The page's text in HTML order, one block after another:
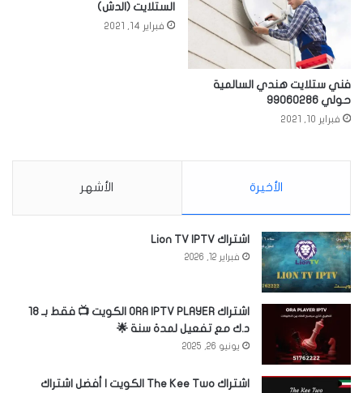
فني ستلايت هندي السالمية
حولي 99060286
فبراير 10, 2021
الستلايت (الدش)
فبراير 14, 2021
الأخيرة الأشهر
اشتراك Lion TV IPTV
فبراير 12, 2026
اشتراك ORA IPTV PLAYER الكويت 📺 فقط بـ 18
د.ك مع تفعيل لمدة سنة 🌟
يونيو 26, 2025
اشتراك The Kee Two الكويت | أفضل اشتراك